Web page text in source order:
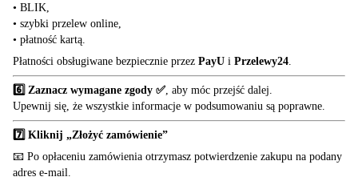
• BLIK,
• szybki przelew online,
• płatność kartą.
Płatności obsługiwane bezpiecznie przez PayU i Przelewy24
6️⃣ Zaznacz wymagane zgody ✅ , aby móc przejść dalej.
Upewnij się, że wszystkie informacje w podsumowaniu są poprawne.
7️⃣ Kliknij „Złożyć zamówienie”
📧 Po opłaceniu zamówienia otrzymasz potwierdzenie zakupu na podany
adres e-mail.